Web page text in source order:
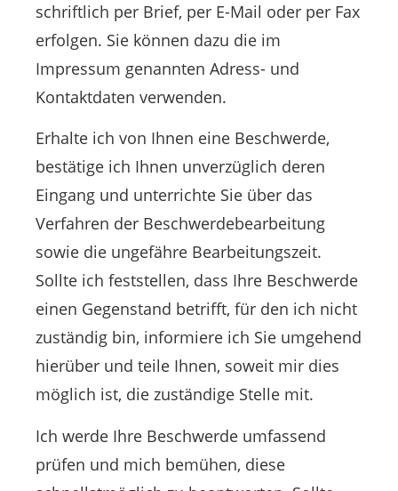
schriftlich per Brief, per E-Mail oder per Fax
erfolgen. Sie können dazu die im
Impressum genannten Adress- und
Kontaktdaten verwenden.
Erhalte ich von Ihnen eine Beschwerde,
bestätige ich Ihnen unverzüglich deren
Eingang und unterrichte Sie über das
Verfahren der Beschwerdebearbeitung
sowie die ungefähre Bearbeitungszeit.
Sollte ich feststellen, dass Ihre Beschwerde
einen Gegenstand betrifft, für den ich nicht
zuständig bin, informiere ich Sie umgehend
hierüber und teile Ihnen, soweit mir dies
möglich ist, die zuständige Stelle mit.
Ich werde Ihre Beschwerde umfassend
prüfen und mich bemühen, diese